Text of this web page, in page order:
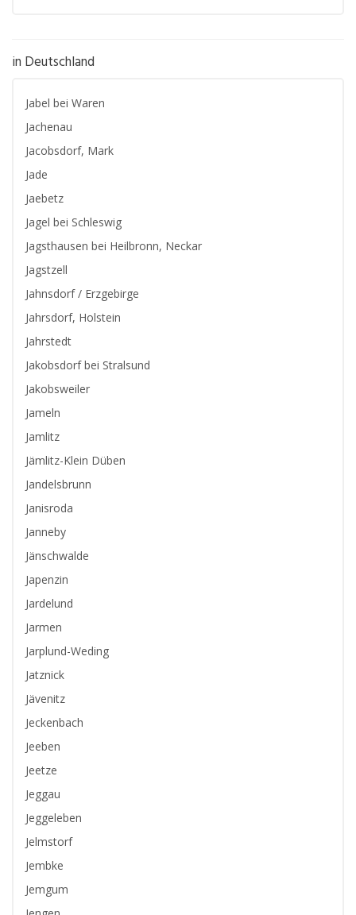
in Deutschland
Jabel bei Waren
Jachenau
Jacobsdorf, Mark
Jade
Jaebetz
Jagel bei Schleswig
Jagsthausen bei Heilbronn, Neckar
Jagstzell
Jahnsdorf / Erzgebirge
Jahrsdorf, Holstein
Jahrstedt
Jakobsdorf bei Stralsund
Jakobsweiler
Jameln
Jamlitz
Jämlitz-Klein Düben
Jandelsbrunn
Janisroda
Janneby
Jänschwalde
Japenzin
Jardelund
Jarmen
Jarplund-Weding
Jatznick
Jävenitz
Jeckenbach
Jeeben
Jeetze
Jeggau
Jeggeleben
Jelmstorf
Jembke
Jemgum